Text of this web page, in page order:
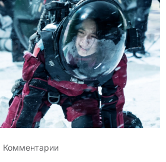
Комментарии